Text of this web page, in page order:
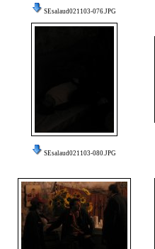
SEsalaud021103-076.JPG
SEsalaud021103-080.JPG